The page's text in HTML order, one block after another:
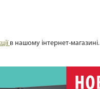
в нашому інтернет-магазині.